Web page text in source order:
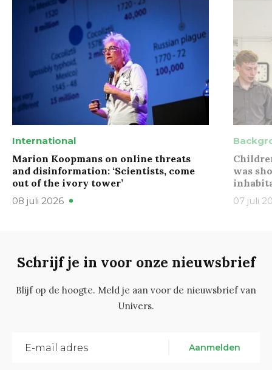
International
Marion Koopmans on online threats
and disinformation: ‘Scientists, come
out of the ivory tower’
08 juli 2026
was
07 juli
Schrijf je in voor onze nieuwsbrief
Blijf op de hoogte. Meld je aan voor de nieuwsbrief van
Univers.
Aanmelden